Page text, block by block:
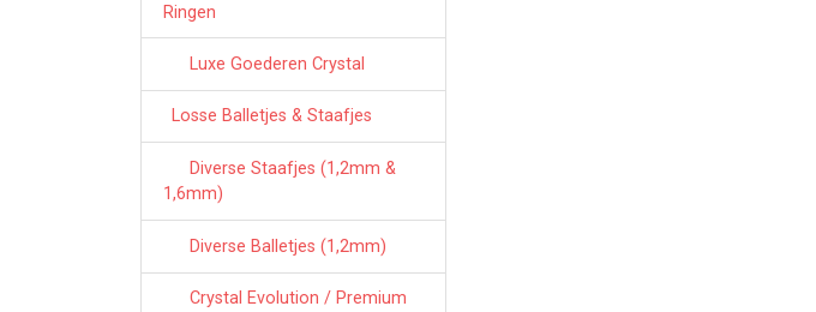
Ringen
Luxe Goederen Crystal
Losse Balletjes & Staafjes
Diverse Staafjes (1,2mm &
1,6mm)
Diverse Balletjes (1,2mm)
Crystal Evolution / Premium